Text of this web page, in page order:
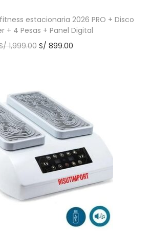
estacionaria 2026 PRO + Disco
+ 4 Pesas + Panel Digital
1,999.00 S/ 899.00